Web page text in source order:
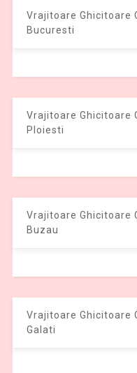
Vrajitoare Ghicitoare
Bucuresti
Vrajitoare Ghicitoare
Ploiesti
Vrajitoare Ghicitoare
Buzau
Vrajitoare Ghicitoare
Galati